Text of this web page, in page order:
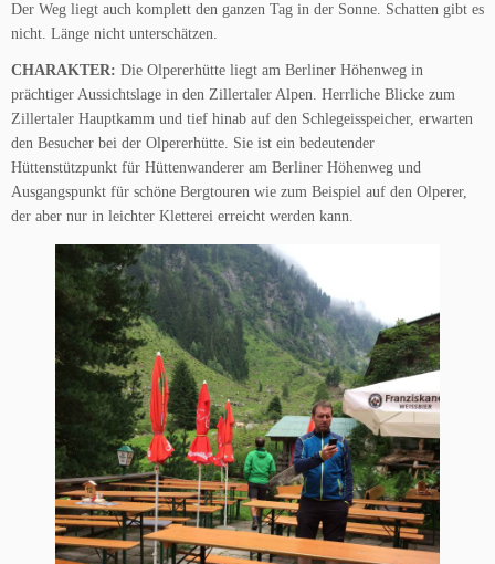
Der Weg liegt auch komplett den ganzen Tag in der Sonne. Schatten gibt es
nicht. Länge nicht unterschätzen.
CHARAKTER: Die Olpererhütte liegt am Berliner Höhenweg in
prächtiger Aussichtslage in den Zillertaler Alpen. Herrliche Blicke zum
Zillertaler Hauptkamm und tief hinab auf den Schlegeisspeicher, erwarten
den Besucher bei der Olpererhütte. Sie ist ein bedeutender
Hüttenstützpunkt für Hüttenwanderer am Berliner Höhenweg und
Ausgangspunkt für schöne Bergtouren wie zum Beispiel auf den Olperer,
der aber nur in leichter Kletterei erreicht werden kann.